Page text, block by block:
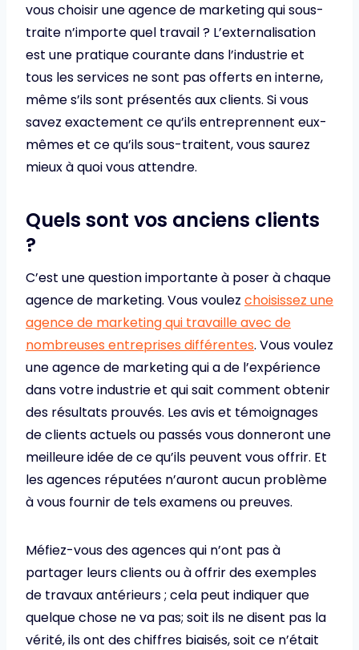
vous choisir une agence de marketing qui sous-
traite n’importe quel travail ? L’externalisation
est une pratique courante dans l’industrie et
tous les services ne sont pas offerts en interne,
même s’ils sont présentés aux clients. Si vous
savez exactement ce qu’ils entreprennent eux-
mêmes et ce qu’ils sous-traitent, vous saurez
mieux à quoi vous attendre.
Quels sont vos anciens clients
?
C’est une question importante à poser à chaque
agence de marketing. Vous voulez choisissez une
agence de marketing qui travaille avec de
nombreuses entreprises différentes. Vous voulez
une agence de marketing qui a de l’expérience
dans votre industrie et qui sait comment obtenir
des résultats prouvés. Les avis et témoignages
de clients actuels ou passés vous donneront une
meilleure idée de ce qu’ils peuvent vous offrir. Et
les agences réputées n’auront aucun problème
à vous fournir de tels examens ou preuves.
Méfiez-vous des agences qui n’ont pas à
partager leurs clients ou à offrir des exemples
de travaux antérieurs ; cela peut indiquer que
quelque chose ne va pas; soit ils ne disent pas la
vérité, ils ont des chiffres biaisés, soit ce n’était